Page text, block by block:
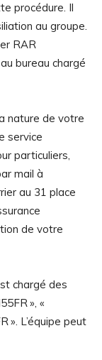
procédure. Il
au groupe.
RAR
bureau chargé
nature de votre
service
particuliers,
mail à
au 31 place
de votre
chargé des
», «
». L’équipe peut